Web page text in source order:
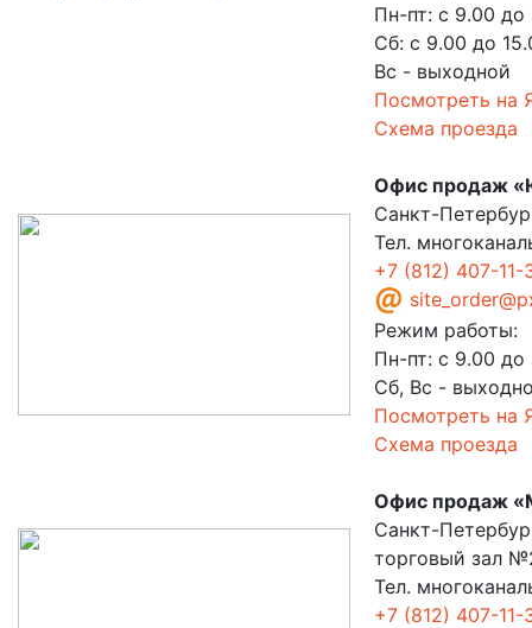
Пн-пт: с 9.00 до
Сб: с 9.00 до
Вс - выходной
Посмотреть на
Схема проезда
Офис продаж
Санкт-
Тел.
+7 (812) 407-11-
Режим работы:
Пн-пт: с 9.00 до
Сб, Вс -
Посмотреть на
Схема проезда
Офис продаж
Санкт-
торговый зал
Тел.
+7 (812) 407-11-